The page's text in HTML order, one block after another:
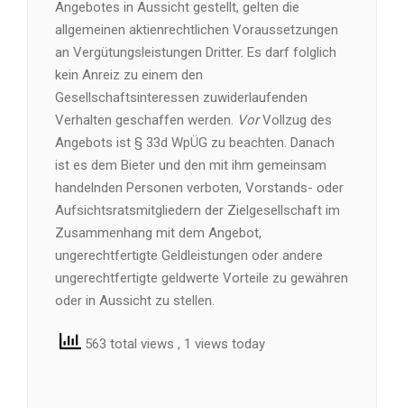
Angebotes in Aussicht gestellt, gelten die
allgemeinen aktienrechtlichen Voraussetzungen
an Vergütungsleistungen Dritter. Es darf folglich
kein Anreiz zu einem den
Gesellschaftsinteressen zuwiderlaufenden
Verhalten geschaffen werden. VorVollzug des
Angebots ist § 33d WpÜG zu beachten. Danach
ist es dem Bieter und den mit ihm gemeinsam
handelnden Personen verboten, Vorstands- oder
Aufsichtsratsmitgliedern der Zielgesellschaft im
Zusammenhang mit dem Angebot,
ungerechtfertigte Geldleistungen oder andere
ungerechtfertigte geldwerte Vorteile zu gewähren
oder in Aussicht zu stellen.
563 total views , 1 views today